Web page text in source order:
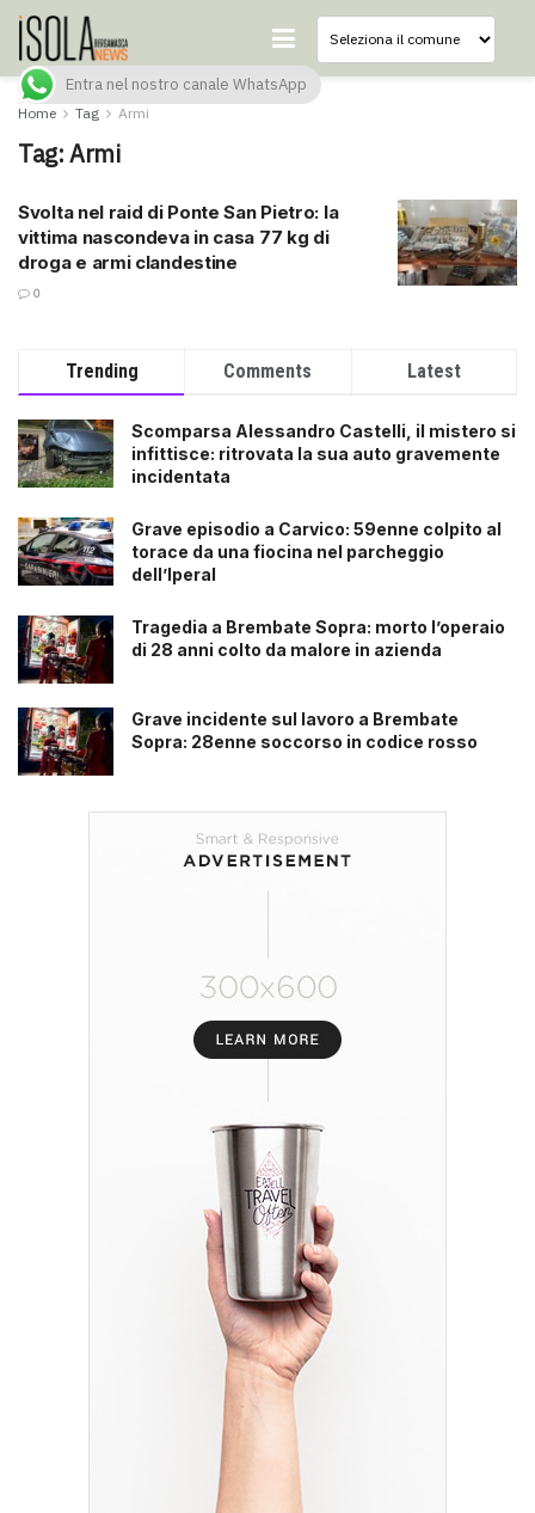
Home Tag Armi
Tag:Armi
Svolta nel raid di Ponte San Pietro: la
vittima nascondeva in casa 77 kg di
droga e armi clandestine
0
Trending Comments Latest
Scomparsa Alessandro Castelli, il mistero si
infittisce: ritrovata la sua auto gravemente
incidentata
Grave episodio a Carvico: 59enne colpito al
torace da una fiocina nel parcheggio
dell’Iperal
Tragedia a Brembate Sopra: morto l’operaio
di 28 anni colto da malore in azienda
Grave incidente sul lavoro a Brembate
Sopra: 28enne soccorso in codice rosso
Entra nel nostro canale WhatsApp